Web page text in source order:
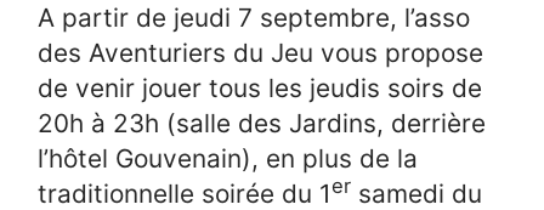
A partir de jeudi 7 septembre, l’asso
des Aventuriers du Jeu vous propose
de venir jouer tous les jeudis soirs de
20h à 23h (salle des Jardins, derrière
l’hôtel Gouvenain), en plus de la
traditionnelle soirée du 1er samedi du